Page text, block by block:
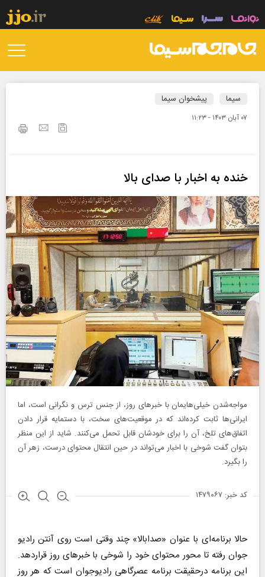
سیما پیشخوان سیما
۰۷ آبان ۱۴۰۳ - ۱۱:۲۳
خنده به اخبار با صدای بالا
مواجه‌شدن خیلی‌هایمان با خبرهای روز، از جنس ترس و نگرانی است، اما
ایرانی‌ها ثابت کرده‌اند که در موقعیت‌های سخت، با دستمایه قرار دادن
اتفاق‌های تلخ، آن را برای خودشان قابل تحمل می‌کنند. شاید از این منظر
بتوان گفت شوخی با اخبار می‌تواند در حین انتقال محتوای درست، زهر آن
را بگیرد.
کد خبر: ۱۴۷۹۰۶۷
حالا برنامه‌ای با عنوان «صدابالا» چند وقتی است روی آنتن رادیو
جوان رفته تا محور محتوای خود را شوخی با خبرهای روز قراردهد.
این برنامه درحقیقت برنامه عصرگاهی رادیوجوان است که هر روز